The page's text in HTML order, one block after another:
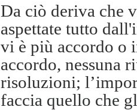
Da ciò deriva che
aspettate tutto
vi è più accordo o
accordo, nessuna
risoluzioni;
faccia quello che